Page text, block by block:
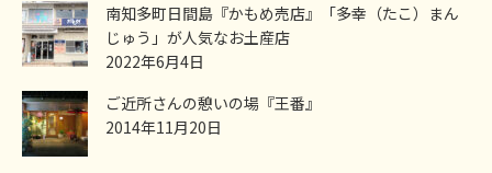
南知多町日間島『かもめ売店』「多幸（たこ）まん
じゅう」が人気なお土産店
2022年6月4日
ご近所さんの憩いの場『王番』
2014年11月20日